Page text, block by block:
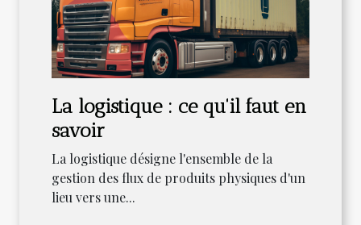
La logistique : ce qu'il faut en
savoir
La logistique désigne l'ensemble de la
gestion des flux de produits physiques d'un
lieu vers une...